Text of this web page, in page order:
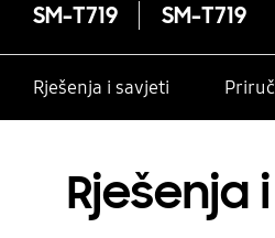
SM-T719 SM-T719
Rješenja i savjeti
Rješenja